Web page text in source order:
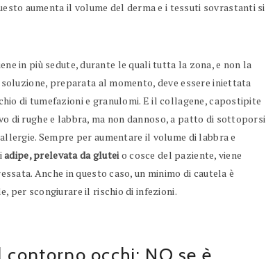
aumenta il volume del derma e i tessuti sovrastanti si
in più sedute, durante le quali tutta la zona, e non la
preparata al momento, deve essere iniettata
di tumefazioni e granulomi. E il collagene, capostipite
di rughe e labbra, ma non dannoso, a patto di sottoporsi
Sempre per aumentare il volume di labbra e
adipe, prelevata da gluteio cosce del paziente, viene
Anche in questo caso, un minimo di cautela è
per scongiurare il rischio di infezioni.